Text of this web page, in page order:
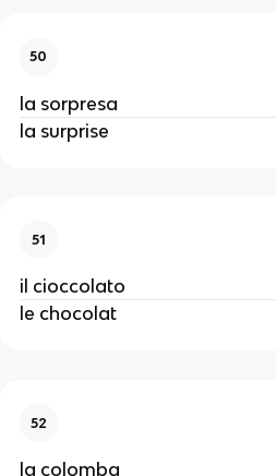
50
la sorpresa
la surprise
51
il cioccolato
le chocolat
52
la colomba